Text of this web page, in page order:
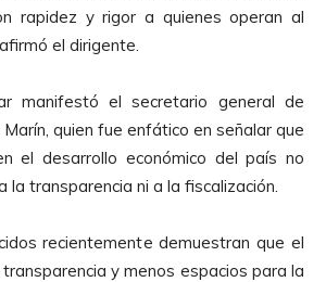
rapidez y rigor a quienes operan al
el dirigente.
manifestó el secretario general de
Marín, quien fue enfático en señalar que
el desarrollo económico del país no
la transparencia ni a la fiscalización.
recientemente demuestran que el
y menos espacios para la